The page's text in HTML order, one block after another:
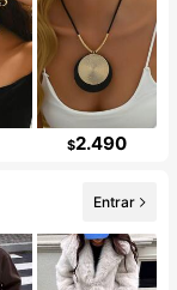
$2.490
Entrar